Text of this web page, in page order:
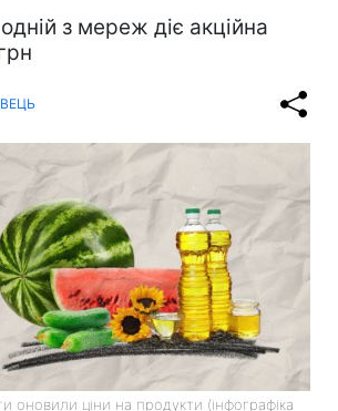
з мереж діє акційна
оновили ціни на продукти (інфографіка